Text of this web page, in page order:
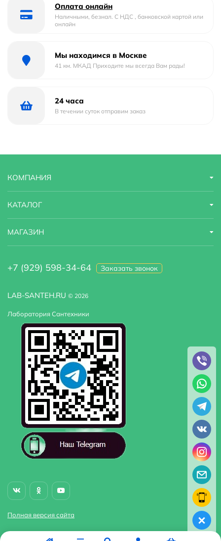
Оплата онлайн
Наличными, безнал. С НДС , банковской картой или
онлайн
Мы находимся в Москве
41 км. МКАД Приходите мы всегда Вам рады!
24 часа
В течении суток отправим заказ
LAB-SANTEH.RU © 2026
Лаборатория Сантехники
Полная версия сайта
КОМПАНИЯ
КАТАЛОГ
МАГАЗИН
+7 (929) 598-34-64 Заказать звонок